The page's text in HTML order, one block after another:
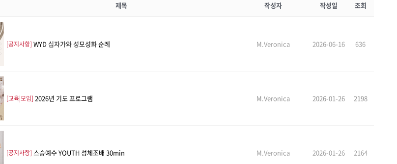
제목 작성자 작성일 조회
[공지사항] WYD 십자가와 성모성화 순례 M.Veronica 2026-06-16 636
[교육|모임] 2026년 기도 프로그램 M.Veronica 2026-01-26 2198
[공지사항] 스승예수 YOUTH 성체조배 30min M.Veronica 2026-01-26 2164